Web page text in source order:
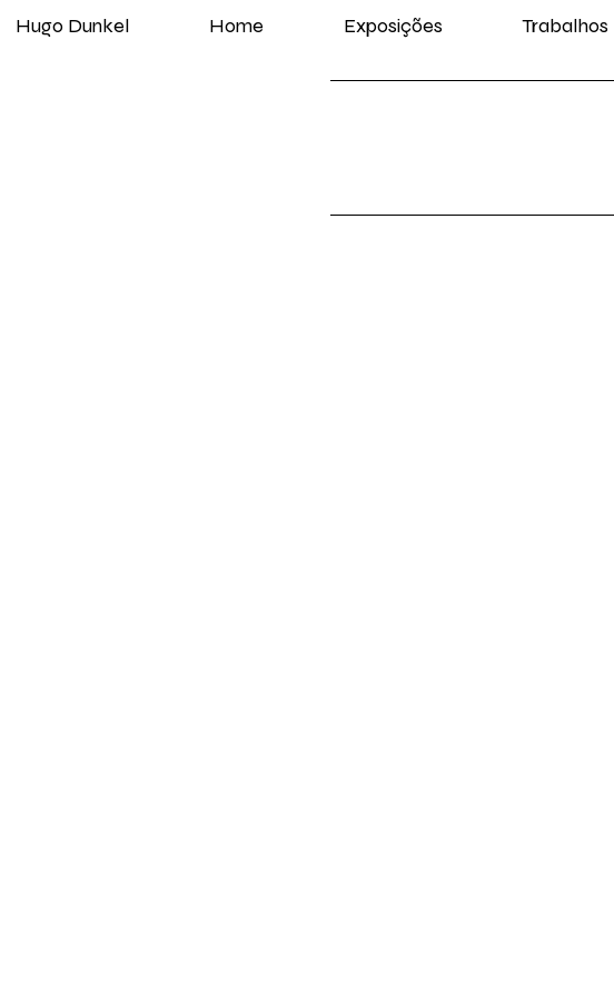
Hugo Dunkel Home Exposições Trabalhos